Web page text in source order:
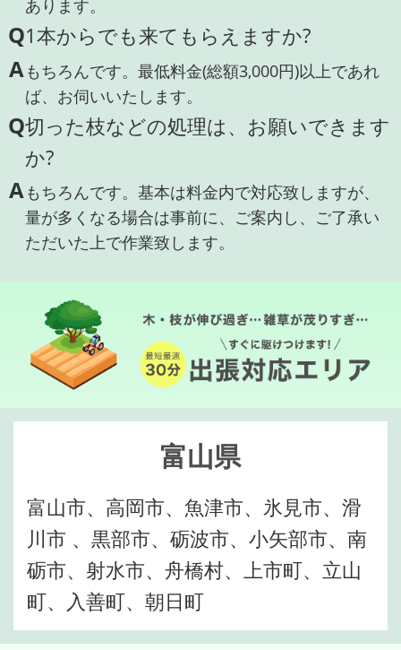
あります。
Q1本からでも来てもらえますか?
Aもちろんです。最低料金(総額3,000円)以上であれ
ば、お伺いいたします。
Q切った枝などの処理は、お願いできます
か?
Aもちろんです。基本は料金内で対応致しますが、
量が多くなる場合は事前に、ご案内し、ご了承い
ただいた上で作業致します。
富山県
富山市、高岡市、魚津市、氷見市、滑
川市 、黒部市、砺波市、小矢部市、南
砺市、射水市、舟橋村、上市町、立山
町、入善町、朝日町